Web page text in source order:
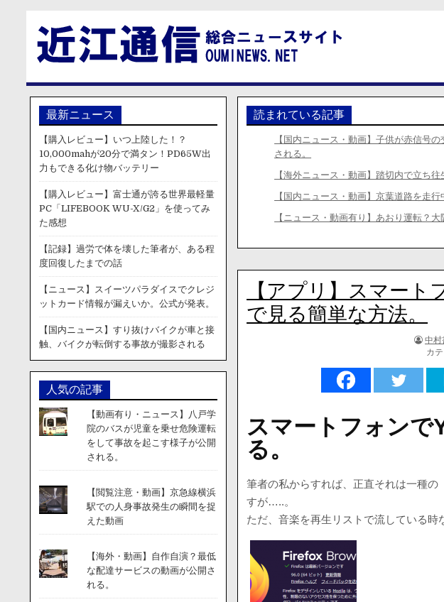
読まれている記事
【国内ニュース・動画】子供が赤信号
される。
【海外ニュース・動画】踏切内で立ち
【国内ニュース・動画】京葉道路を走
【ニュース・動画有り】あおり運転？
【アプリ】スマート
で見る簡単な方法。
著
者:
中村
カ
スマートフォン
る。
筆者の私からすれば、正直それは一種
すが…..。
ただ、音楽を再生リストで流している時
最新ニュース
【購入レビュー】いつ上陸した！？
10,000mahが20分で満タン！PD65W出
力もできる化け物バッテリー
【購入レビュー】富士通が誇る世界最軽量
PC「LIFEBOOK WU-X/G2」を使ってみ
た感想
【記録】過労で体を壊した筆者が、ある程
度回復したまでの話
【ニュース】スイーツパラダイスでクレジ
ットカード情報が漏えいか。公式が発表。
【国内ニュース】すり抜けバイクが車と接
触、バイクが転倒する事故が撮影される
人気の記事
【動画有り・ニュース】八戸学
院のバスが児童を乗せ危険運転
をして事故を起こす様子が公開
される。
【閲覧注意・動画】京急線横浜
駅での人身事故発生の瞬間を捉
えた動画
【海外・動画】自作自演？最低
な配達サービスの動画が公開さ
れる。